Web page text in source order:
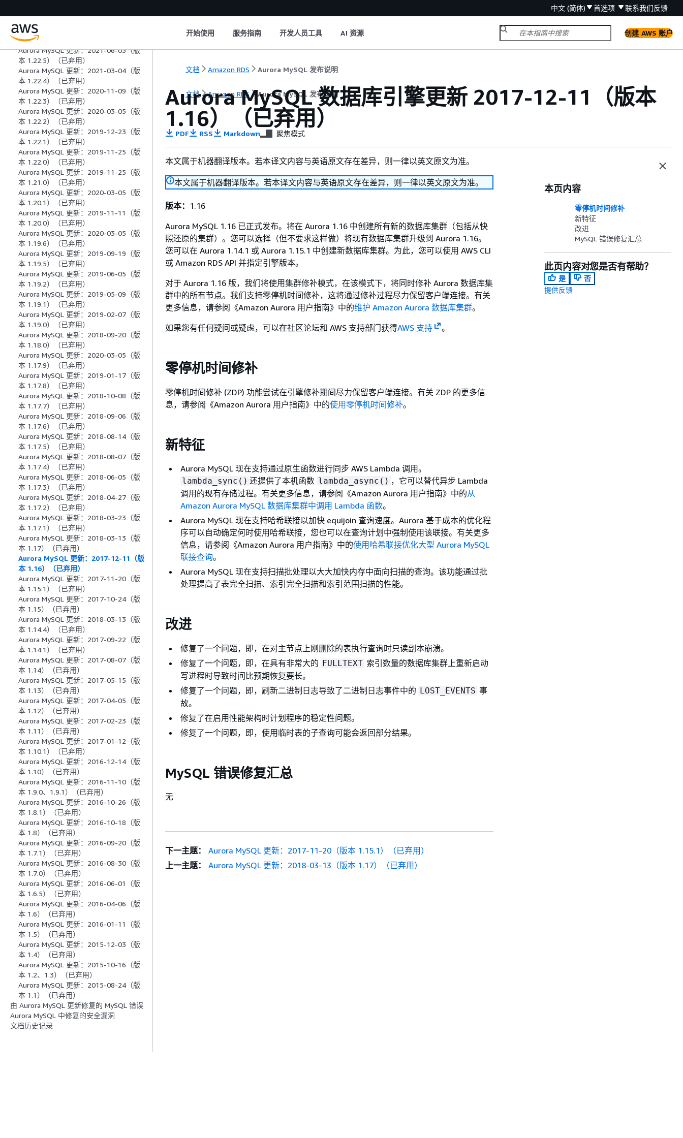
中文 (简体) 首选项 联系我们反馈
开始使用 服务指南 开发人员工具 AI 资源 创建 AWS 账户
Aurora MySQL 更新：2020-09-02（版
本 1.23.0）（已弃用）
Aurora MySQL 更新：2021-06-03（版
本 1.22.5）（已弃用）
Aurora MySQL 更新：2021-03-04（版
本 1.22.4）（已弃用）
Aurora MySQL 更新：2020-11-09（版
本 1.22.3）（已弃用）
Aurora MySQL 更新：2020-03-05（版
本 1.22.2）（已弃用）
Aurora MySQL 更新：2019-12-23（版
本 1.22.1）（已弃用）
Aurora MySQL 更新：2019-11-25（版
本 1.22.0）（已弃用）
Aurora MySQL 更新：2019-11-25（版
本 1.21.0）（已弃用）
Aurora MySQL 更新：2020-03-05（版
本 1.20.1）（已弃用）
Aurora MySQL 更新：2019-11-11（版
本 1.20.0）（已弃用）
Aurora MySQL 更新：2020-03-05（版
本 1.19.6）（已弃用）
Aurora MySQL 更新：2019-09-19（版
本 1.19.5）（已弃用）
Aurora MySQL 更新：2019-06-05（版
本 1.19.2）（已弃用）
Aurora MySQL 更新：2019-05-09（版
本 1.19.1）（已弃用）
Aurora MySQL 更新：2019-02-07（版
本 1.19.0）（已弃用）
Aurora MySQL 更新：2018-09-20（版
本 1.18.0）（已弃用）
Aurora MySQL 更新：2020-03-05（版
本 1.17.9）（已弃用）
Aurora MySQL 更新：2019-01-17（版
本 1.17.8）（已弃用）
Aurora MySQL 更新：2018-10-08（版
本 1.17.7）（已弃用）
Aurora MySQL 更新：2018-09-06（版
本 1.17.6）（已弃用）
Aurora MySQL 更新：2018-08-14（版
本 1.17.5）（已弃用）
Aurora MySQL 更新：2018-08-07（版
本 1.17.4）（已弃用）
Aurora MySQL 更新：2018-06-05（版
本 1.17.3）（已弃用）
Aurora MySQL 更新：2018-04-27（版
本 1.17.2）（已弃用）
Aurora MySQL 更新：2018-03-23（版
本 1.17.1）（已弃用）
Aurora MySQL 更新：2018-03-13（版
本 1.17）（已弃用）
Aurora MySQL 更新：2017-12-11（版
本 1.16）（已弃用）
Aurora MySQL 更新：2017-11-20（版
本 1.15.1）（已弃用）
Aurora MySQL 更新：2017-10-24（版
本 1.15）（已弃用）
Aurora MySQL 更新：2018-03-13（版
本 1.14.4）（已弃用）
Aurora MySQL 更新：2017-09-22（版
本 1.14.1）（已弃用）
Aurora MySQL 更新：2017-08-07（版
本 1.14）（已弃用）
Aurora MySQL 更新：2017-05-15（版
本 1.13）（已弃用）
Aurora MySQL 更新：2017-04-05（版
本 1.12）（已弃用）
Aurora MySQL 更新：2017-02-23（版
本 1.11）（已弃用）
Aurora MySQL 更新：2017-01-12（版
本 1.10.1）（已弃用）
Aurora MySQL 更新：2016-12-14（版
本 1.10）（已弃用）
Aurora MySQL 更新：2016-11-10（版
本 1.9.0、1.9.1）（已弃用）
Aurora MySQL 更新：2016-10-26（版
本 1.8.1）（已弃用）
Aurora MySQL 更新：2016-10-18（版
本 1.8）（已弃用）
Aurora MySQL 更新：2016-09-20（版
本 1.7.1）（已弃用）
Aurora MySQL 更新：2016-08-30（版
本 1.7.0）（已弃用）
Aurora MySQL 更新：2016-06-01（版
本 1.6.5）（已弃用）
Aurora MySQL 更新：2016-04-06（版
本 1.6）（已弃用）
Aurora MySQL 更新：2016-01-11（版
本 1.5）（已弃用）
Aurora MySQL 更新：2015-12-03（版
本 1.4）（已弃用）
Aurora MySQL 更新：2015-10-16（版
本 1.2、1.3）（已弃用）
Aurora MySQL 更新：2015-08-24（版
本 1.1）（已弃用）
由 Aurora MySQL 更新修复的 MySQL 错误
Aurora MySQL 中修复的安全漏洞
文档历史记录
文档 Amazon RDS Aurora MySQL 发布说明
文档 Amazon RDS Aurora MySQL 发布说明
Aurora MySQL 数据库引擎更新 2017-12-11（版本
1.16）（已弃用）
PDF RSS Markdown 聚焦模式
本文属于机器翻译版本。若本译文内容与英语原文存在差异，则一律以英文原文为准。
本文属于机器翻译版本。若本译文内容与英语原文存在差异，则一律以英文原文为准。
版本： 1.16
Aurora MySQL 1.16 已正式发布。将在 Aurora 1.16 中创建所有新的数据库集群（包括从快
照还原的集群）。您可以选择（但不要求这样做）将现有数据库集群升级到 Aurora 1.16。
您可以在 Aurora 1.14.1 或 Aurora 1.15.1 中创建新数据库集群。为此，您可以使用 AWS CLI
或 Amazon RDS API 并指定引擎版本。
对于 Aurora 1.16 版，我们将使用集群修补模式，在该模式下，将同时修补 Aurora 数据库集
群中的所有节点。我们支持零停机时间修补，这将通过修补过程尽力保留客户端连接。有关
更多信息，请参阅《Amazon Aurora 用户指南》 中的维护 Amazon Aurora 数据库集群。
如果您有任何疑问或疑虑，可以在社区论坛和 AWS 支持部门获得AWS 支持 。
零停机时间修补
零停机时间修补 (ZDP) 功能尝试在引擎修补期间尽力保留客户端连接。有关 ZDP 的更多信
息，请参阅《Amazon Aurora 用户指南》 中的使用零停机时间修补。
新特征
Aurora MySQL 现在支持通过原生函数进行同步 AWS Lambda 调用。
lambda_sync() 还提供了本机函数 lambda_async() ，它可以替代异步 Lambda
调用的现有存储过程。有关更多信息，请参阅《Amazon Aurora 用户指南》 中的从
Amazon Aurora MySQL 数据库集群中调用 Lambda 函数。
Aurora MySQL 现在支持哈希联接以加快 equijoin 查询速度。Aurora 基于成本的优化程
序可以自动确定何时使用哈希联接，您也可以在查询计划中强制使用该联接。有关更多
信息，请参阅《Amazon Aurora 用户指南》 中的使用哈希联接优化大型 Aurora MySQL
联接查询。
Aurora MySQL 现在支持扫描批处理以大大加快内存中面向扫描的查询。该功能通过批
处理提高了表完全扫描、索引完全扫描和索引范围扫描的性能。
改进
修复了一个问题，即，在对主节点上刚删除的表执行查询时只读副本崩溃。
修复了一个问题，即，在具有非常大的 FULLTEXT 索引数量的数据库集群上重新启动
写进程时导致时间比预期恢复要长。
修复了一个问题，即，刷新二进制日志导致了二进制日志事件中的 LOST_EVENTS 事
故。
修复了在启用性能架构时计划程序的稳定性问题。
修复了一个问题，即，使用临时表的子查询可能会返回部分结果。
MySQL 错误修复汇总
无
本页内容
零停机时间修补
新特征
改进
MySQL 错误修复汇总
此页内容对您是否有帮助？
是
否
提供反馈
下一主题：
Aurora MySQL 更新：2017-11-20（版本 1.15.1）（已弃用）
上一主题：
Aurora MySQL 更新：2018-03-13（版本 1.17）（已弃用）